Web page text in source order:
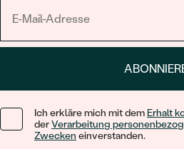
Ich erkläre mich mit dem Erhalt
derVerarbeitung
Zwecken einverstanden.